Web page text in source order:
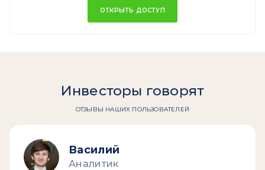
ОТКРЫТЬ ДОСТУП
Инвесторы говорят
ОТЗЫВЫ НАШИХ ПОЛЬЗОВАТЕЛЕЙ
Василий
Аналитик